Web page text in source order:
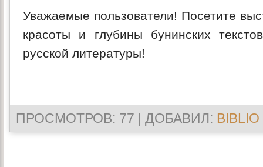
Уважаемые пользователи! Посетите
красоты и глубины бунинских
русской литературы!
ПРОСМОТРОВ: 77 | ДОБАВИЛ: BIBLIO